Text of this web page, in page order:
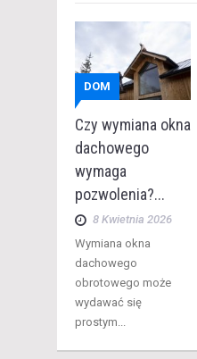
DOM
Czy wymiana okna
dachowego
wymaga
pozwolenia?...
8 Kwietnia 2026
​Wymiana okna
dachowego
obrotowego może
wydawać się
prostym...